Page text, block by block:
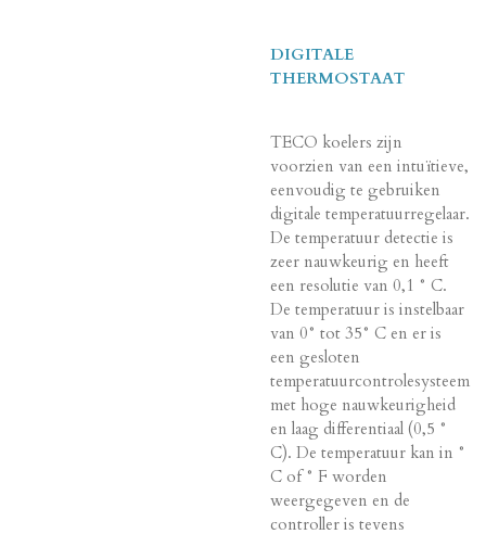
DIGITALE
THERMOSTAAT
TECO koelers zijn
voorzien van een intuïtieve,
eenvoudig te gebruiken
digitale temperatuurregelaar.
De temperatuur detectie is
zeer nauwkeurig en heeft
een resolutie van 0,1 ° C.
De temperatuur is instelbaar
van 0° tot 35° C en er is
een gesloten
temperatuurcontrolesysteem
met hoge nauwkeurigheid
en laag differentiaal (0,5 °
C). De temperatuur kan in °
C of ° F worden
weergegeven en de
controller is tevens